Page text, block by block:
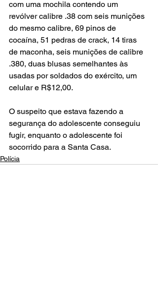
com uma mochila contendo um
revólver calibre .38 com seis munições
do mesmo calibre, 69 pinos de
cocaína, 51 pedras de crack, 14 tiras
de maconha, seis munições de calibre
.380, duas blusas semelhantes às
usadas por soldados do exército, um
celular e R$12,00.
O suspeito que estava fazendo a
segurança do adolescente conseguiu
fugir, enquanto o adolescente foi
socorrido para a Santa Casa.
Polícia